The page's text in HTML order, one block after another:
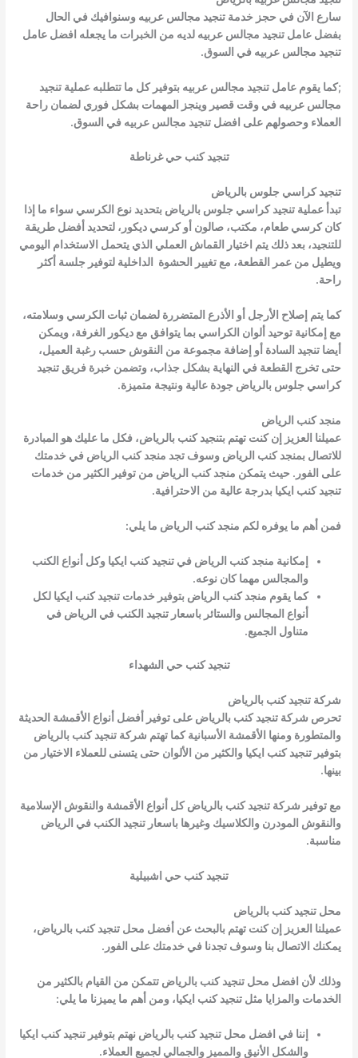
سارع الآن في حجز خدمة تنجيد مجالس عربيه وسنوافيك في الحال
بفضل عامل تنجيد مجالس عربيه لديه من الخبرات ما يجعله افضل عامل
تنجيد مجالس عربيه في السوق.
;كما يقوم عامل تنجيد مجالس عربيه بتوفير كل ما تتطلبه عملية تنجيد
مجالس عربيه في وقت قصير وينجز المهمات بشكل فوري لضمان راحة
العملاء وحصولهم على افضل تنجيد مجالس عربيه في السوق.
تنجيد كنب حي غرناطة
تنجيد كراسي جلوس بالرياض
تبدأ عملية تنجيد كراسي جلوس بالرياض بتحديد نوع الكرسي سواء ما إذا
كان كرسي طعام، مكتب، صالون أو كرسي ديكور، لتحديد أفضل طريقة
للتنجيد، بعد ذلك يتم اختيار القماش العملي الذي يتحمل الاستخدام اليومي
ويطيل من عمر القطعة، مع تغيير الحشوة الداخلية لتوفير جلسة أكثر
راحة.
كما يتم إصلاح الأرجل أو الأذرع المتضررة لضمان ثبات الكرسي وسلامته،
مع إمكانية توحيد ألوان الكراسي بما يتوافق مع ديكور الغرفة، ويمكن
أيضا تنجيد السادة أو إضافة مجموعة من النقوش حسب رغبة العميل،
حتى تخرج القطعة في النهاية بشكل جذاب، وتضمن خبرة فريق تنجيد
كراسي جلوس بالرياض جودة عالية ونتيجة متميزة.
منجد كنب الرياض
عميلنا العزيز إن كنت تهتم بتنجيد كنب بالرياض، فكل ما عليك هو المبادرة
للاتصال بمنجد كنب الرياض وسوف تجد منجد كنب الرياض في خدمتك
على الفور. حيث يتمكن منجد كنب الرياض من توفير الكثير من خدمات
تنجيد كنب ايكيا بدرجة عالية من الاحترافية.
فمن أهم ما يوفره لكم منجد كنب الرياض ما يلي:
إمكانية منجد كنب الرياض في تنجيد كنب ايكيا وكل أنواع الكنب
والمجالس مهما كان نوعه.
كما يقوم منجد كنب الرياض بتوفير خدمات تنجيد كنب ايكيا لكل
أنواع المجالس والستائر باسعار تنجيد الكنب في الرياض في
متناول الجميع.
تنجيد كنب حي الشهداء
شركة تنجيد كنب بالرياض
تحرص شركة تنجيد كنب بالرياض على توفير أفضل أنواع الأقمشة الحديثة
والمتطورة ومنها الأقمشة الأسبانية كما تهتم شركة تنجيد كنب بالرياض
بتوفير تنجيد كنب ايكيا والكثير من الألوان حتى يتسنى للعملاء الاختيار من
بينها.
مع توفير شركة تنجيد كنب بالرياض كل أنواع الأقمشة والنقوش الإسلامية
والنقوش المودرن والكلاسيك وغيرها باسعار تنجيد الكنب في الرياض
مناسبة.
تنجيد كنب حي اشبيلية
محل تنجيد كنب بالرياض
عميلنا العزيز إن كنت تهتم بالبحث عن أفضل محل تنجيد كنب بالرياض،
يمكنك الاتصال بنا وسوف تجدنا في خدمتك على الفور.
وذلك لأن افضل محل تنجيد كنب بالرياض تتمكن من القيام بالكثير من
الخدمات والمزايا مثل تنجيد كنب ايكيا، ومن أهم ما يميزنا ما يلي:
إننا في افضل محل تنجيد كنب بالرياض نهتم بتوفير تنجيد كنب ايكيا
والشكل الأنيق والمميز والجمالي لجميع العملاء.